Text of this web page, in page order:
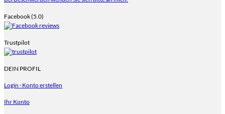
Facebook (5.0)
Trustpilot
DEIN PROFIL
Login · Konto erstellen
Ihr Konto